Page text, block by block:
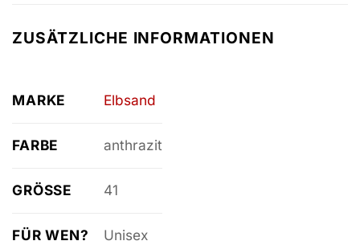
ZUSÄTZLICHE INFORMATIONEN
MARKE Elbsand
FARBE anthrazit
GRÖSSE 41
FÜR WEN? Unisex